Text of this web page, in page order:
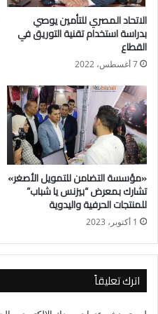
ونوه أنه مع تزايد المخاطر
الأخضر، يلعب قطاع التأمين
خلال توفير حلول تأمينية مبتكرة
من المخاطر البيئية.
وتابع “لذا، من الضروري أن تعمل
المستدامة مع المنتجات
التغير المناخي والاستعداد
وأضاف أن إطلاق وثائق تأمين
بيئة أكثر استدامة يمكن أن يكون
الاقتصاد منخفض الكربون التي
الاتحاد المصري للتأمين يوصي
بدراسة استخدام تقنية التوريق في
القطاع
7 أغسطس، 2022
«مؤسسة التضامن للتمويل الأصغر»
تشارك بمعرض “بيزنس يا شباب”
للمنتجات الحرفية واليدوية
1 أكتوبر، 2023
اترك تعليقاً